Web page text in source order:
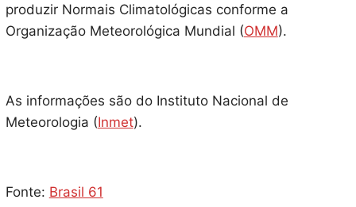
produzir Normais Climatológicas conforme a
Organização Meteorológica Mundial (OMM).
As informações são do Instituto Nacional de
Meteorologia (Inmet).
Fonte: Brasil 61